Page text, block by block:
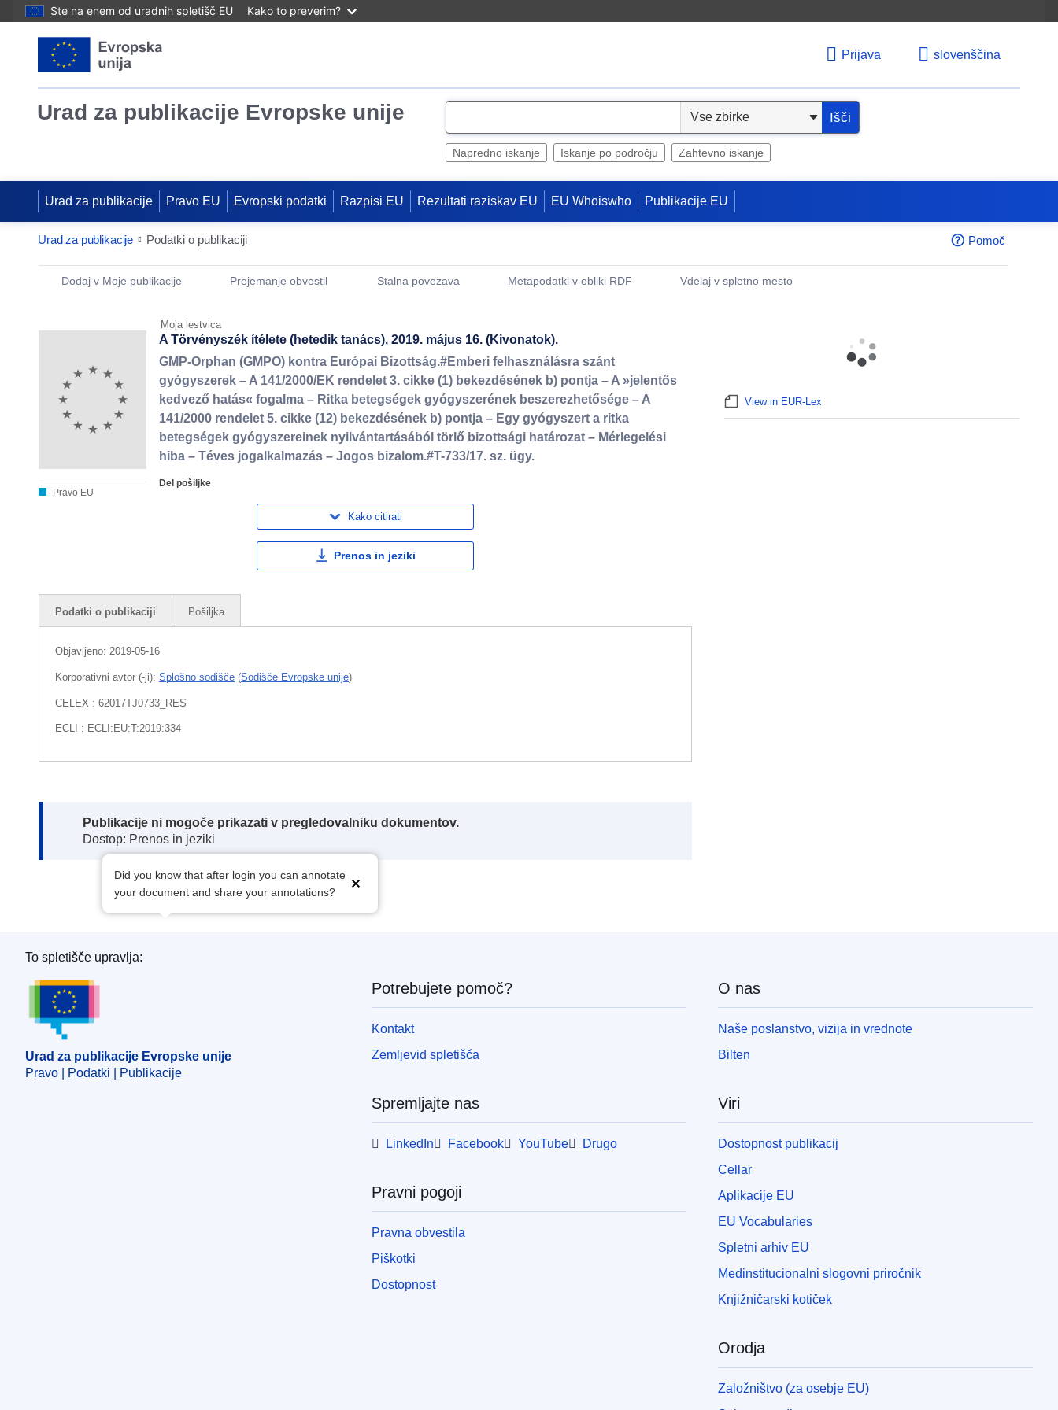
Ste na enem od uradnih spletišč EU Kako to preverim?
Prijava slovenščina
Urad za publikacije Evropske unije
e
Išči
Napredno iskanje Iskanje po področju Zahtevno iskanje
Urad za publikacije Pravo EU Evropski podatki Razpisi EU Rezultati raziskav EU EU Whoiswho Publikacije EU
Urad za publikacije Podatki o publikaciji Pomoč
Publication Detail Actions Portlet
Dodaj v Moje publikacije Prejemanje obvestil Stalna povezava
Metapodatki v obliki RDF
Vdelaj v spletno mesto
Moja lestvica
Pravo EU
A Törvényszék ítélete (hetedik tanács), 2019. május 16. (Kivonatok).
GMP-Orphan (GMPO) kontra Európai Bizottság.#Emberi felhasználásra szánt
gyógyszerek – A 141/2000/EK rendelet 3. cikke (1) bekezdésének b) pontja – A »jelentős
kedvező hatás« fogalma – Ritka betegségek gyógyszerének beszerezhetősége – A
141/2000 rendelet 5. cikke (12) bekezdésének b) pontja – Egy gyógyszert a ritka
betegségek gyógyszereinek nyilvántartásából törlő bizottsági határozat – Mérlegelési
hiba – Téves jogalkalmazás – Jogos bizalom.#T-733/17. sz. ügy.
Del pošiljke
Kako citirati
Prenos in jeziki
Podatki o publikaciji Pošiljka
Objavljeno: 2019-05-16
Korporativni avtor (-ji): Splošno sodišče (Sodišče Evropske unije)
CELEX : 62017TJ0733_RES
ECLI : ECLI:EU:T:2019:334
Note:
Publikacije ni mogoče prikazati v pregledovalniku dokumentov.
Dostop: Prenos in jeziki
Did you know that after login you can annotate
your document and share your annotations?
View in EUR-Lex
Urad za publikacije Evropske unije
To spletišče upravlja:
Urad za publikacije Evropske unije
Pravo | Podatki | Publikacije
Potrebujete pomoč?
Kontakt
Zemljevid spletišča
Spremljajte nas
LinkedIn Facebook YouTube Drugo
Pravni pogoji
Pravna obvestila
Piškotki
Dostopnost
O nas
Naše poslanstvo, vizija in vrednote
Bilten
Viri
Dostopnost publikacij
Cellar
Aplikacije EU
EU Vocabularies
Spletni arhiv EU
Medinstitucionalni slogovni priročnik
Knjižničarski kotiček
Orodja
Založništvo (za osebje EU)